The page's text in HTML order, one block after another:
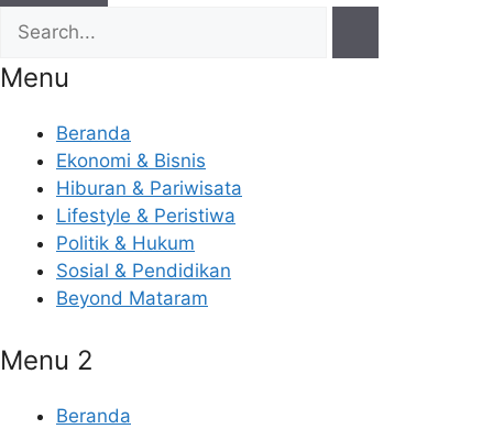
Menu
Beranda
Ekonomi & Bisnis
Hiburan & Pariwisata
Lifestyle & Peristiwa
Politik & Hukum
Sosial & Pendidikan
Beyond Mataram
Menu 2
Beranda